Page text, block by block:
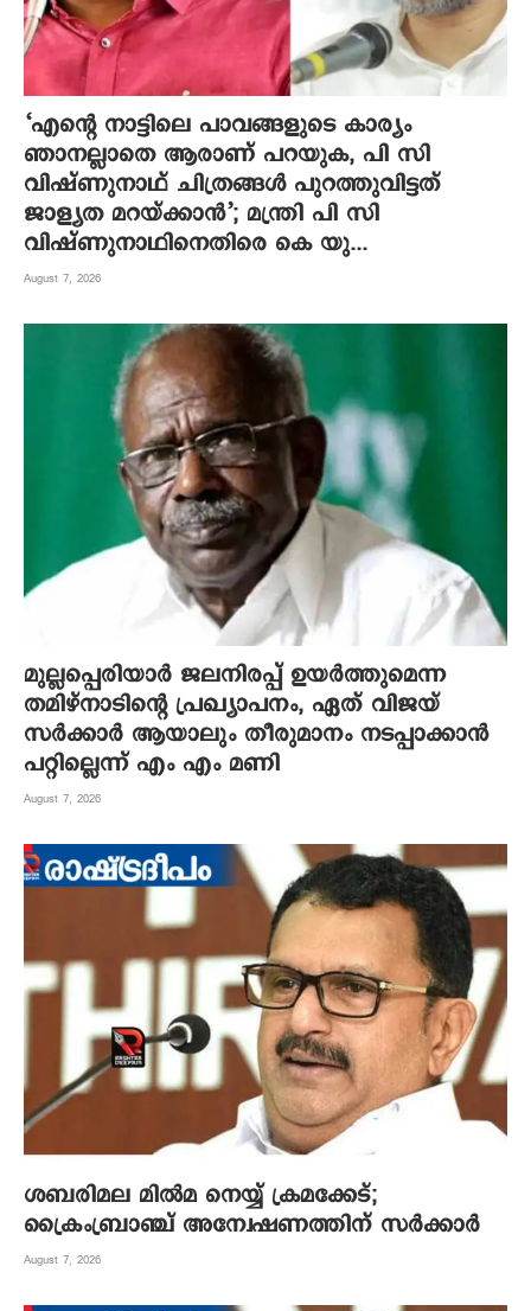
‘എന്റെ നാട്ടിലെ പാവങ്ങളുടെ കാര്യം
ഞാനല്ലാതെ ആരാണ് പറയുക, പി സി
വിഷ്‌ണുനാഥ് ചിത്രങ്ങൾ പുറത്തുവിട്ടത്
ജാള്യത മറയ്ക്കാൻ’; മന്ത്രി പി സി
വിഷ്ണുനാഥിനെതിരെ കെ യു...
August 7, 2026
മുല്ലപ്പെരിയാർ ജലനിരപ്പ് ഉയർത്തുമെന്ന
തമിഴ്നാടിന്റെ പ്രഖ്യാപനം, ഏത് വിജയ്
സർക്കാർ ആയാലും തീരുമാനം നടപ്പാക്കാൻ
പറ്റില്ലെന്ന് എം എം മണി
August 7, 2026
ശബരിമല മില്‍മ നെയ്യ് ക്രമക്കേട്;
ക്രൈംബ്രാഞ്ച് അന്വേഷണത്തിന് സര്‍ക്കാര്‍
August 7, 2026